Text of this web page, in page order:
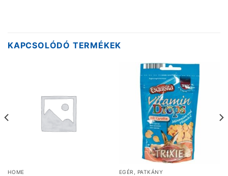
KAPCSOLÓDÓ TERMÉKEK
HOME EGÉR, PATKÁNY